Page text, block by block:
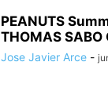
PEANUTS
THOMAS SABO
Jose Javier Arce -